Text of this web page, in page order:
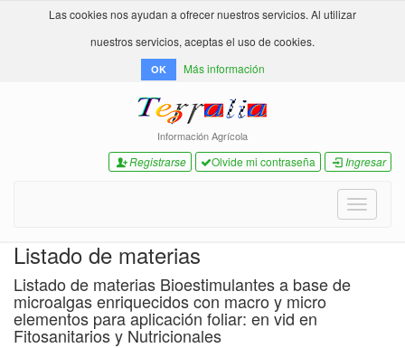
Las cookies nos ayudan a ofrecer nuestros servicios. Al utilizar
nuestros servicios, aceptas el uso de cookies.
OK Más información
Información Agrícola
Registrarse Olvide mi contraseña Ingresar
Toggle
Listado de materias
Listado de materias Bioestimulantes a base de
microalgas enriquecidos con macro y micro
elementos para aplicación foliar: en vid en
Fitosanitarios y Nutricionales